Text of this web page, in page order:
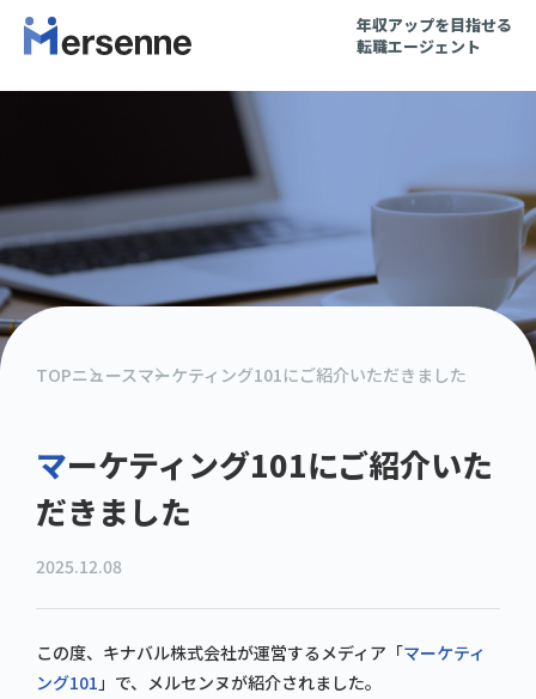
年収アップを目指せる
転職エージェント
TOPニュースマーケティング101にご紹介いただきました
マーケティング101にご紹介いた
だきました
2025.12.08
この度、キナバル株式会社が運営するメディア「マーケティ
ング101」で、メルセンヌが紹介されました。